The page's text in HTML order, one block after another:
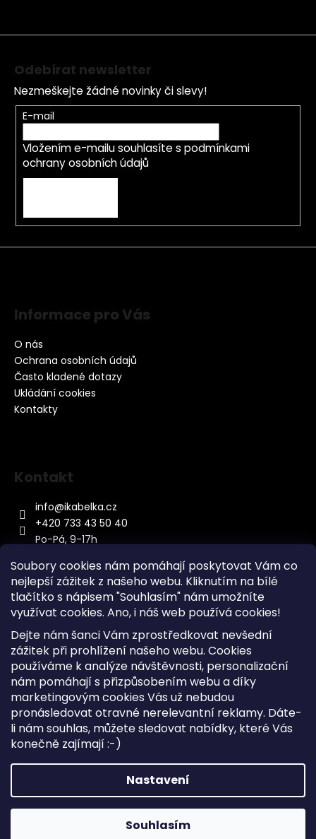
Soubory cookies nám pomáhají poskytovat Vám co
nejlepší zážitek z našeho webu. Kliknutím na bílé
tlačítko s nápisem "Souhlasím" nám umožníte
využívat cookies. Ano, i náš web používá cookies!
Dejte nám šanci Vám zprostředkovat nevšední
zážitek při prohlížení našeho webu. Cookies
používáme k analýze návštěvnosti, personalizační
nám pomáhají s přizpůsobením webu a díky
marketingovým cookies Vás už nebudou
pronásledovat otravné nerelevantní reklamy. Dáte-
li nám souhlas, můžete sledovat nabídky, které Vás
konečně zajímají :-)
Nastavení
Souhlasím
Odebírat newsletter
Nezmeškejte žádné novinky či slevy!
E-mail
Vložením e-mailu souhlasíte s podmínkami
ochrany osobních údajů
Informace pro Vás
O nás
Ochrana osobních údajů
Často kladené dotazy
Ukládání cookies
Kontakty
Kontakt
info@ikabelka.cz
+420 733 43 50 40
Po-Pá, 9-17h
Kontakt
Sitemap
Doprava a Platba
Reklamace Zboží
Obchodní podmínky
iKabelka.cz. Všechna práva vyhrazena.
Upravit nastavení cookies